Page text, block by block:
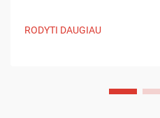
RODYTI DAUGIAU